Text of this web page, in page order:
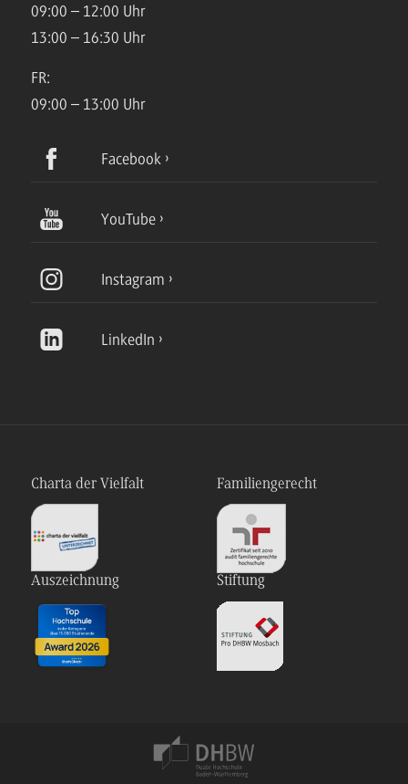
09:00 – 12:00 Uhr
13:00 – 16:30 Uhr
FR:
09:00 – 13:00 Uhr
Facebook
YouTube
Instagram
LinkedIn
Charta der Vielfalt Familiengerecht
Auszeichnung Stiftung